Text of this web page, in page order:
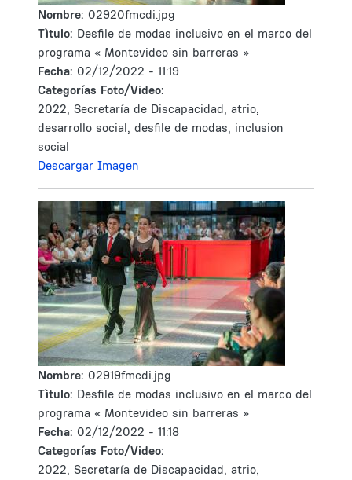
Nombre: 02920fmcdi.jpg
Tìtulo: Desfile de modas inclusivo en el marco del
programa « Montevideo sin barreras »
Fecha: 02/12/2022 - 11:19
Categorías Foto/Video:
2022, Secretaría de Discapacidad, atrio,
desarrollo social, desfile de modas, inclusion
social
Descargar Imagen
Nombre: 02919fmcdi.jpg
Tìtulo: Desfile de modas inclusivo en el marco del
programa « Montevideo sin barreras »
Fecha: 02/12/2022 - 11:18
Categorías Foto/Video:
2022, Secretaría de Discapacidad, atrio,